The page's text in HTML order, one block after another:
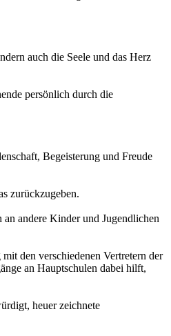
auch die Seele und das Herz
persönlich durch die
Begeisterung und Freude
zurückzugeben.
andere Kinder und Jugendlichen
den verschiedenen Vertretern der
an Hauptschulen dabei hilft,
heuer zeichnete